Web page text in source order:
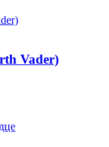
Vader)